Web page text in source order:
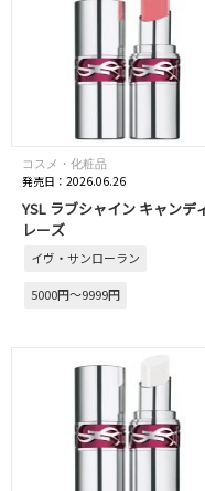
コスメ・化粧品
発売日：2026.06.26
YSL ラブシャイン キャンデ
レーズ
イヴ・サンローラン
5000円～9999円